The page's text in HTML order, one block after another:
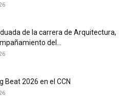
de la carrera de Arquitectura,
del...
Beat 2026 en el CCN